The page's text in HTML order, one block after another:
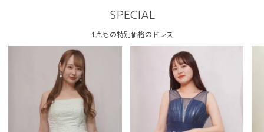
SPECIAL
1点もの特別価格のドレス